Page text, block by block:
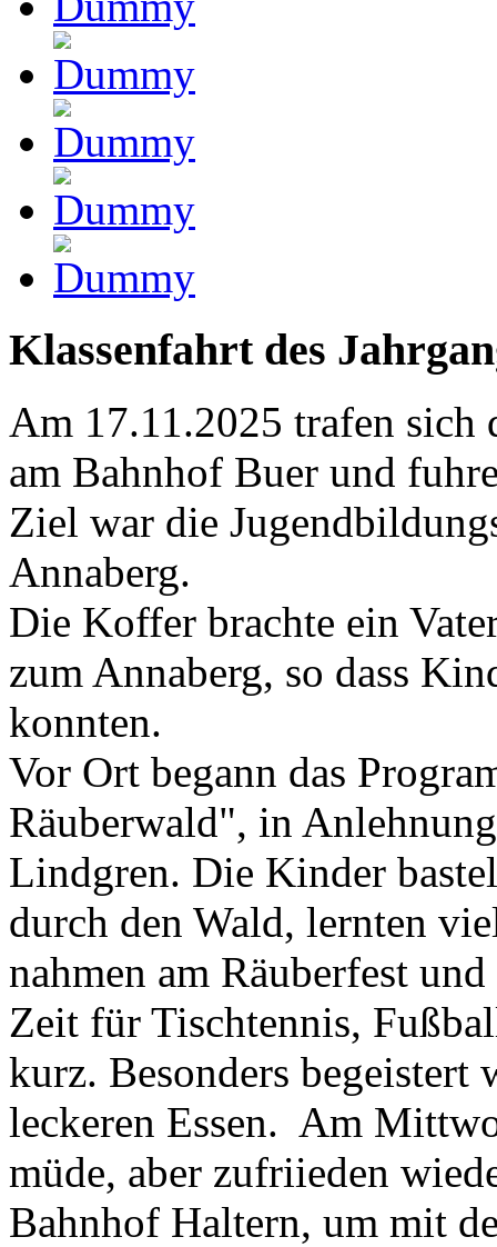
Klassenfahrt des
Am 17.11.2025 trafen sich
am Bahnhof Buer und
Ziel war die
Annaberg.
Die Koffer brachte ein
zum Annaberg, so dass
konnten.
Vor Ort begann das
Räuberwald", in
Lindgren. Die Kinder
durch den Wald, lernten
nahmen am Räuberfest
Zeit für Tischtennis,
kurz. Besonders
leckeren Essen. Am
müde, aber zufriieden
Bahnhof Haltern, um mit